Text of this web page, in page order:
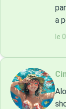
a
le